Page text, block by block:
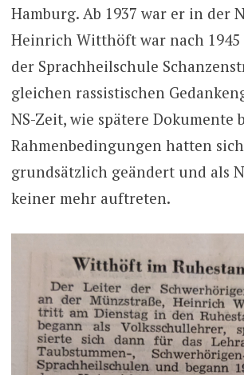
Hamburg. Ab 1937 war er in der
Heinrich Witthöft war nach
der Sprachheilschule
gleichen rassistischen
NS-Zeit, wie spätere Dokumente
Rahmenbedingungen hatten
grundsätzlich geändert und als
keiner mehr auftreten.